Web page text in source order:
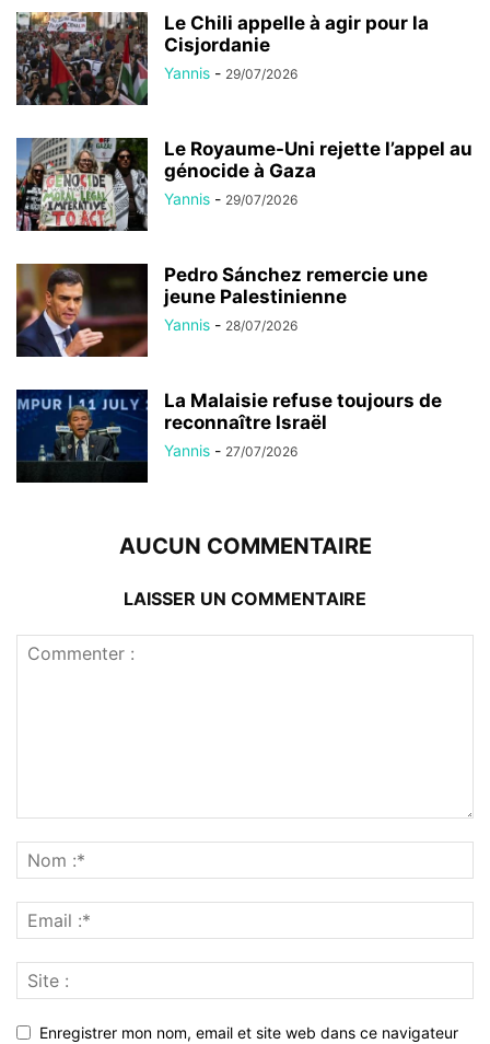
Le Chili appelle à agir pour la
Cisjordanie
Yannis - 29/07/2026
Le Royaume-Uni rejette l’appel au
génocide à Gaza
Yannis - 29/07/2026
Pedro Sánchez remercie une
jeune Palestinienne
Yannis - 28/07/2026
La Malaisie refuse toujours de
reconnaître Israël
Yannis - 27/07/2026
AUCUN COMMENTAIRE
LAISSER UN COMMENTAIRE
Enregistrer mon nom, email et site web dans ce navigateur